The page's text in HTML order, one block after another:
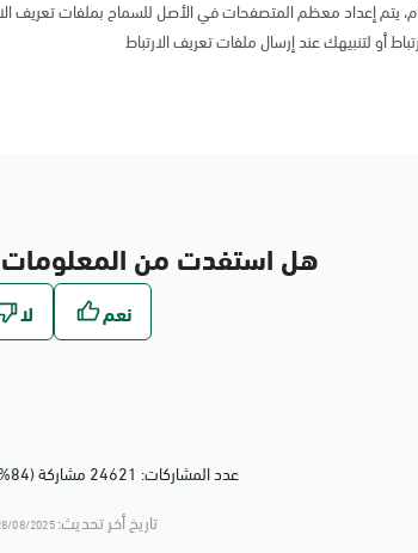
يتم إعداد معظم المتصفحات في الأصل للسماح بملفات تعريف
أو لتنبيهك عند إرسال ملفات تعريف الارتباط
هل استفدت من
عدد المشاركات: 24621 مشاركة (84%) أعجبهم المحتوى
تاريخ أخر تحديث:08/2025 12:08